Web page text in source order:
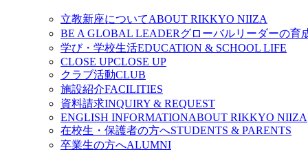
立教新座についてABOUT RIKKYO NIIZA
BE A GLOBAL LEADERグローバルリーダーの育
学び・学校生活EDUCATION & SCHOOL LIFE
CLOSE UPCLOSE UP
クラブ活動CLUB
施設紹介FACILITIES
資料請求INQUIRY & REQUEST
ENGLISH INFORMATIONABOUT RIKKYO NIIZA
在校生・保護者の方へSTUDENTS & PARENTS
卒業生の方へALUMNI